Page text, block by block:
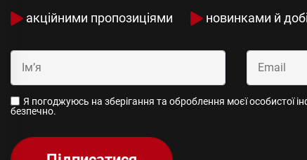
акційними пропозиціями новинками й
Я погоджуюсь на зберігання та оброблення моєї особистої
безпечно.